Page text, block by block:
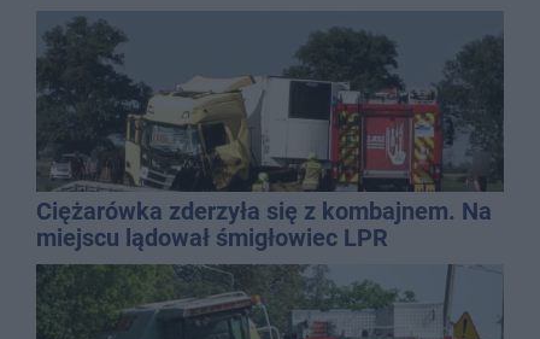
Ciężarówka zderzyła się z kombajnem. Na
miejscu lądował śmigłowiec LPR